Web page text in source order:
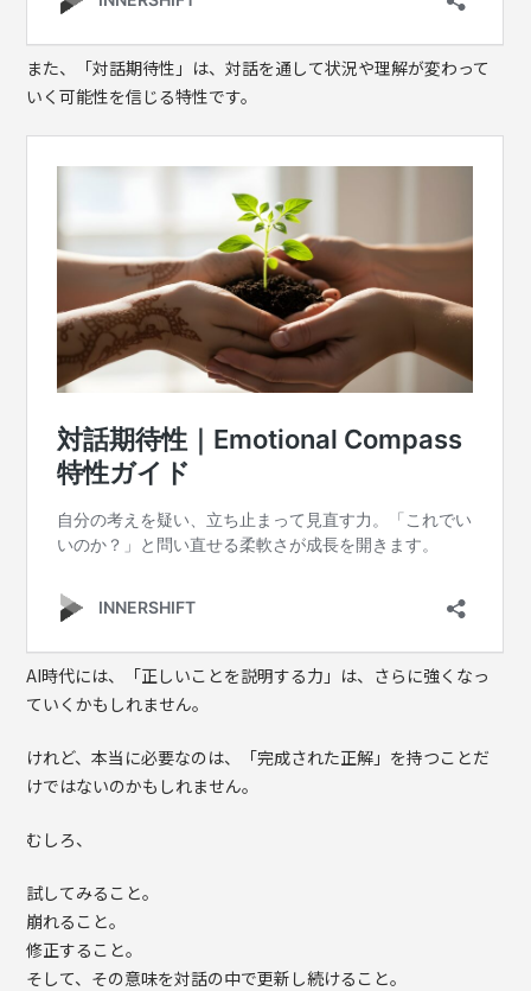
また、「対話期待性」は、対話を通して状況や理解が変わって
いく可能性を信じる特性です。
AI時代には、「正しいことを説明する力」は、さらに強くなっ
ていくかもしれません。
けれど、本当に必要なのは、「完成された正解」を持つことだ
けではないのかもしれません。
むしろ、
試してみること。
崩れること。
修正すること。
そして、その意味を対話の中で更新し続けること。